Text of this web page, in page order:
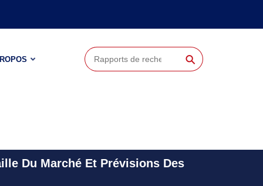
⚲
Du Marché Et Prévisions Des